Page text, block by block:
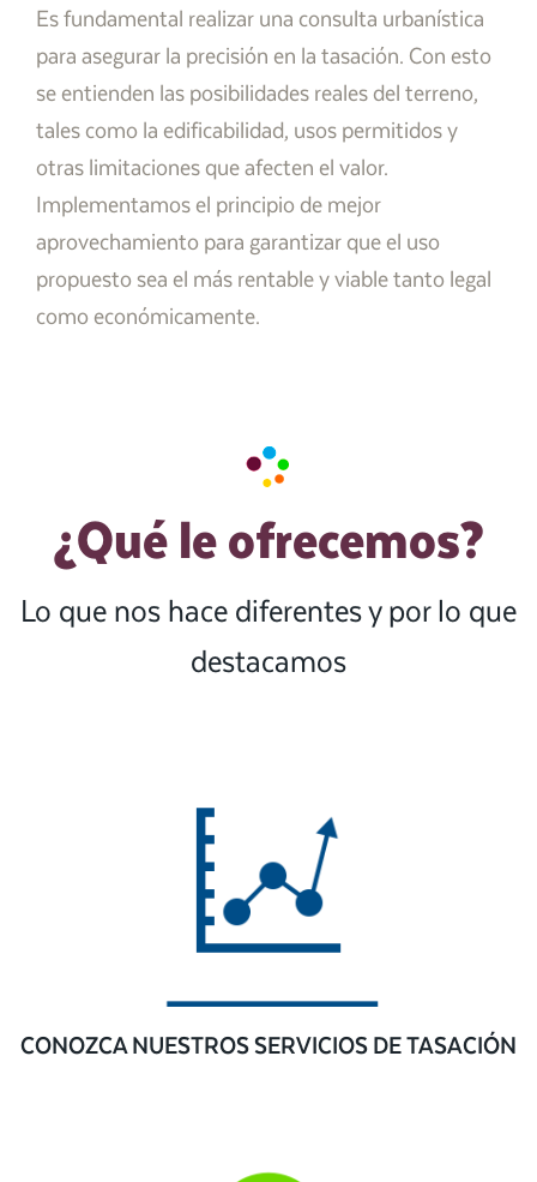
Es fundamental realizar una consulta urbanística
para asegurar la precisión en la tasación. Con esto
se entienden las posibilidades reales del terreno,
tales como la edificabilidad, usos permitidos y
otras limitaciones que afecten el valor.
Implementamos el principio de mejor
aprovechamiento para garantizar que el uso
propuesto sea el más rentable y viable tanto legal
como económicamente.
¿Qué le ofrecemos?
Lo que nos hace diferentes y por lo que
destacamos
CONOZCA NUESTROS SERVICIOS DE TASACIÓN